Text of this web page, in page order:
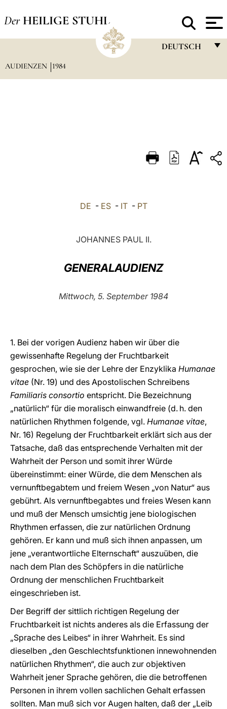
Der HEILIGE STUHL
DEUTSCH
DEUTSCH
AUDIENZEN 1984
DE - ES- IT- PT
JOHANNES PAUL II.
GENERALAUDIENZ
Mittwoch, 5. September 1984
1. Bei der vorigen Audienz haben wir über die
gewissenhafte Regelung der Fruchtbarkeit
gesprochen, wie sie der Lehre der Enzyklika Humanae
vitae (Nr. 19) und des Apostolischen Schreibens
Familiaris consortio entspricht. Die Bezeichnung
„natürlich“ für die moralisch einwandfreie (d. h. den
natürlichen Rhythmen folgende, vgl. Humanae vitae,
Nr. 16) Regelung der Fruchtbarkeit erklärt sich aus der
Tatsache, daß das entsprechende Verhalten mit der
Wahrheit der Person und somit ihrer Würde
übereinstimmt: einer Würde, die dem Menschen als
vernunftbegabtem und freiem Wesen „von Natur“ aus
gebührt. Als vernunftbegabtes und freies Wesen kann
und muß der Mensch umsichtig jene biologischen
Rhythmen erfassen, die zur natürlichen Ordnung
gehören. Er kann und muß sich ihnen anpassen, um
jene „verantwortliche Elternschaft“ auszuüben, die
nach dem Plan des Schöpfers in die natürliche
Ordnung der menschlichen Fruchtbarkeit
eingeschrieben ist.
Der Begriff der sittlich richtigen Regelung der
Fruchtbarkeit ist nichts anderes als die Erfassung der
„Sprache des Leibes“ in ihrer Wahrheit. Es sind
dieselben „den Geschlechtsfunktionen innewohnenden
natürlichen Rhythmen“, die auch zur objektiven
Wahrheit jener Sprache gehören, die die betroffenen
Personen in ihrem vollen sachlichen Gehalt erfassen
sollten. Man muß sich vor Augen halten, daß der „Leib